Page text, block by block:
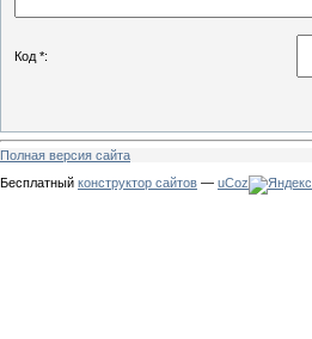
Код *:
Полная версия сайта
Бесплатный конструктор сайтов — uCoz